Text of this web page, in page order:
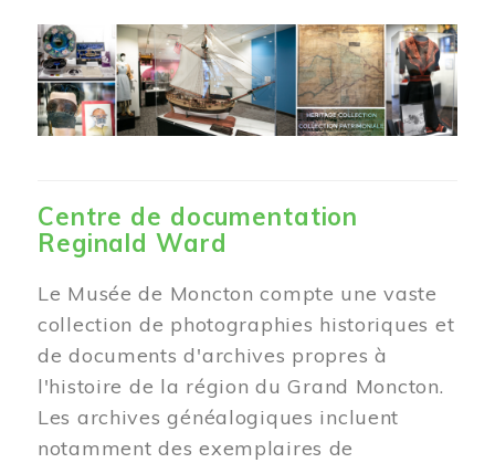
Centre de documentation
Reginald Ward
Le Musée de Moncton compte une vaste
collection de photographies historiques et
de documents d'archives propres à
l'histoire de la région du Grand Moncton.
Les archives généalogiques incluent
notamment des exemplaires de